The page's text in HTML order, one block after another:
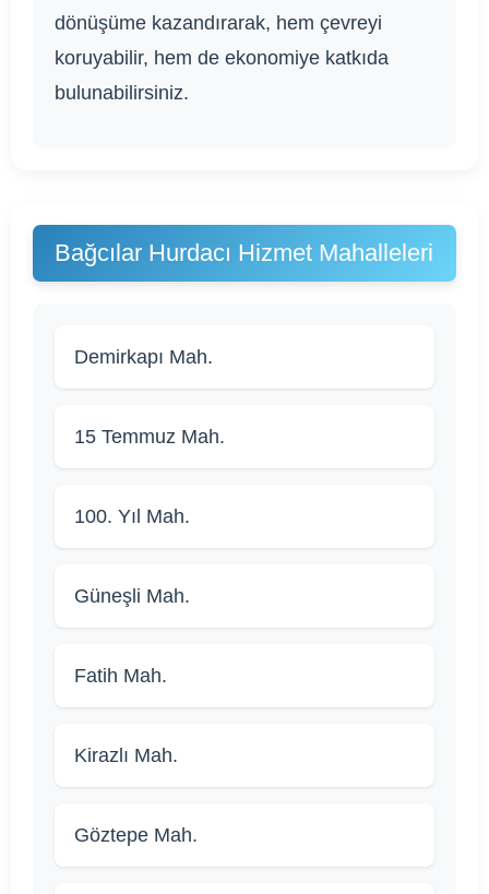
dönüşüme kazandırarak, hem çevreyi
koruyabilir, hem de ekonomiye katkıda
bulunabilirsiniz.
Bağcılar Hurdacı Hizmet Mahalleleri
Demirkapı Mah.
15 Temmuz Mah.
100. Yıl Mah.
Güneşli Mah.
Fatih Mah.
Kirazlı Mah.
Göztepe Mah.